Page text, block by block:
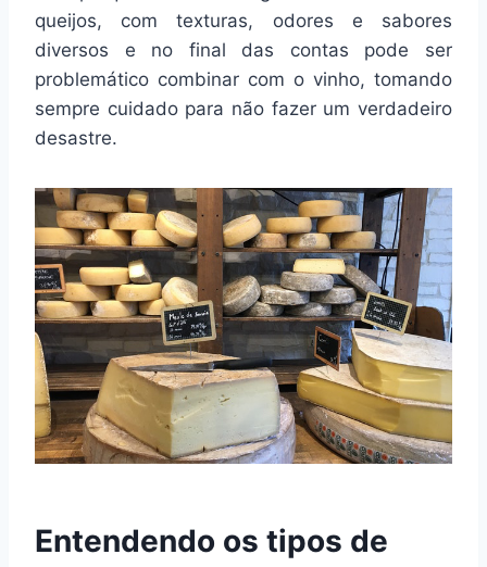
queijos, com texturas, odores e sabores
diversos e no final das contas pode ser
problemático combinar com o vinho, tomando
sempre cuidado para não fazer um verdadeiro
desastre.
Entendendo os tipos de